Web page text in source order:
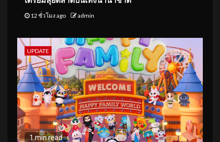
12 ชั่วโมง ago admin
UPDATE
1 min read